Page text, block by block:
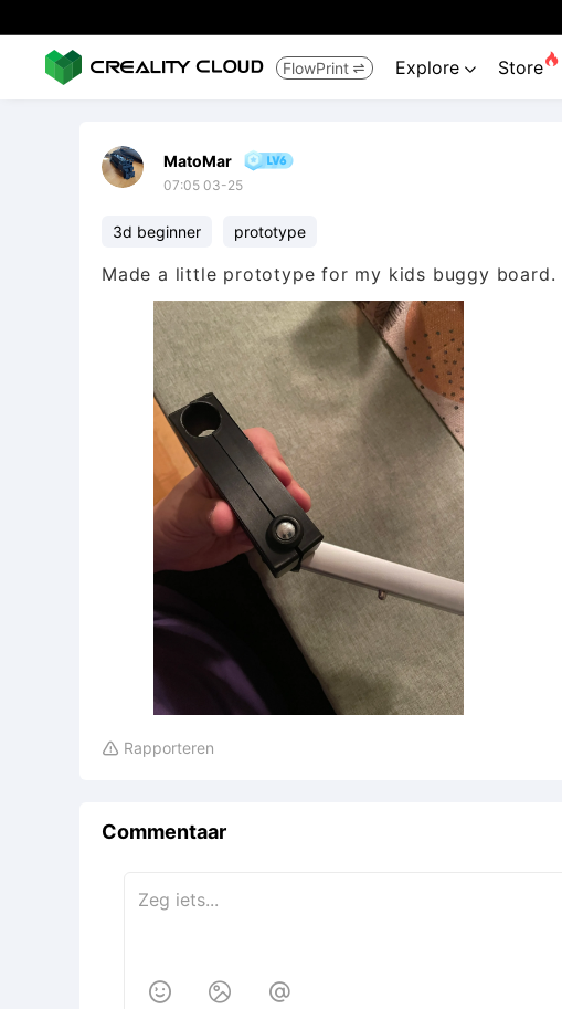
FlowPrint  Explore  Store
MatoMar
07:05 03-25
3d beginner prototype
Made a little prototype for my kids buggy board.
 Rapporteren
Commentaar
  